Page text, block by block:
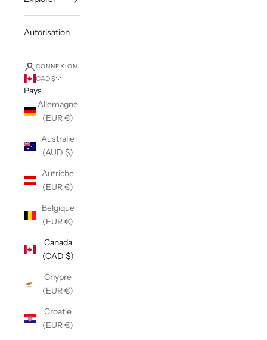
Autorisation
CONNEXION
CAD $
Pays
Allemagne
(EUR €)
Australie
(AUD $)
Autriche
(EUR €)
Belgique
(EUR €)
Canada
(CAD $)
Chypre
(EUR €)
Croatie
(EUR €)